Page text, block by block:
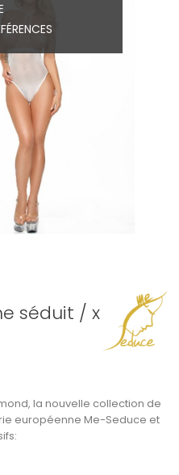
séduit / x
la nouvelle collection de
européenne Me-Seduce et